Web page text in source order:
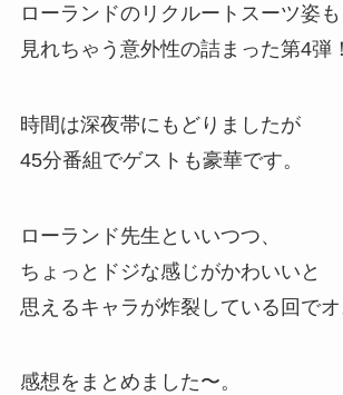
ローランドのリクルートスーツ姿も
見れちゃう意外性の詰まった第4弾！
時間は深夜帯にもどりましたが
45分番組でゲストも豪華です。
ローランド先生といいつつ、
ちょっとドジな感じがかわいいと
思えるキャラが炸裂している回でオ
感想をまとめました〜。